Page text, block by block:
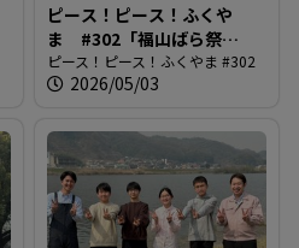
ピース！ピース！ふくや
ま #302「福山ばら祭
2026」
ピース！ピース！ふくやま #302
2026/05/03